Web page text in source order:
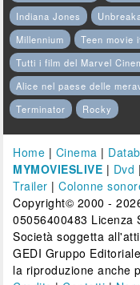
Indiana Jones
Millennium
Teen movie
Tutti i film del Marvel
Alice nel paese delle
Terminator
Rocky
Home | Cinema |
MYMOVIESLIVE | Dvd |
Trailer |Colonne
Copyright© 2000 -
05056400483 Licenza
Società soggetta
GEDI Gruppo
la riproduzione anche